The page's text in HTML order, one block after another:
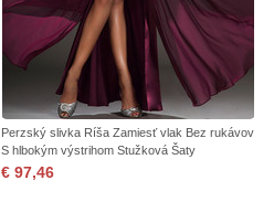
Perzský slivka Ríša Zamiesť vlak Bez rukávov
S hlbokým výstrihom Stužková Šaty
€ 97,46